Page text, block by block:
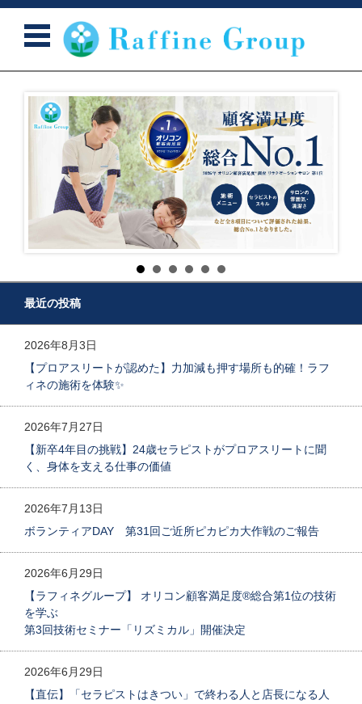
コンテンツに移動
最近の投稿
2026年8月3日
【プロアスリートが認めた】力加減も押す場所も的確！ラフ
ィネの施術を体験✨
2026年7月27日
【新卒4年目の挑戦】24歳セラピストがプロアスリートに聞
く、身体を支える仕事の価値
2026年7月13日
ボランティアDAY 第31回ご近所ピカピカ大作戦のご報告
2026年6月29日
【ラフィネグループ】 オリコン顧客満足度®総合第1位の技術
を学ぶ
第3回技術セミナー「リズミカル」開催決定
2026年6月29日
【直伝】「セラピストはきつい」で終わる人と店長になる人